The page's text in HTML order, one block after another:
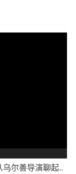
乌尔善导演聊起..